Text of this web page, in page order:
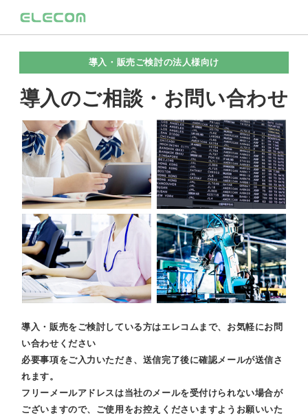
導入・販売ご検討の法人様向け
導入のご相談・お問い合わせ
導入・販売をご検討している方はエレコムまで、お気軽にお問
い合わせください
必要事項をご入力いただき、送信完了後に確認メールが送信さ
れます。
フリーメールアドレスは当社のメールを受付けられない場合が
ございますので、ご使用をお控えくださいますようお願いいた